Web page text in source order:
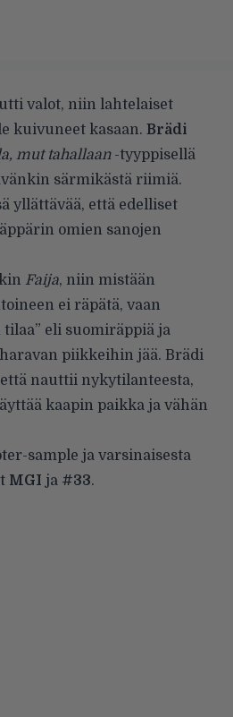
valot, niin lahtelaiset
kuivuneet kasaan. Brädi
mut tahallaan-tyyppisellä
särmikästä riimiä.
yllättävää, että edelliset
omien sanojen
Faija, niin mistään
ei räpätä, vaan
tilaa” eli suomiräppiä ja
piikkeihin jää. Brädi
että nauttii nykytilanteesta,
kaapin paikka ja vähän
sample ja varsinaisesta
MGI ja #33.